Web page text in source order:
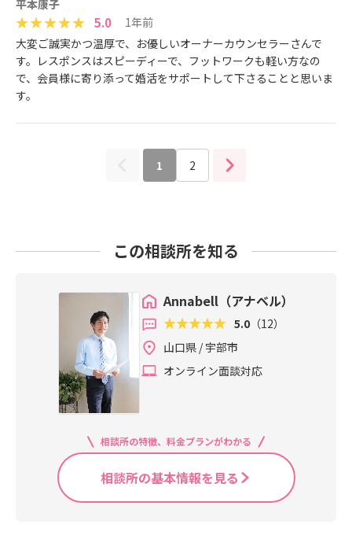
平本康子
5.0
1年前
大変ご誠実かつ温厚で、お優しいオーナーカウンセラーさんで
す。レスポンスはスピーディーで、フットワークも軽い方なの
で、会員様に寄り添って婚活をサポートして下さることと思いま
す。
1 2
この相談所を知る
Annabell（アナベル）
5.0 （12）
山口県 / 宇部市
オンライン面談対応
相談所の特徴、料金プランがわかる
相談所の基本情報を見る